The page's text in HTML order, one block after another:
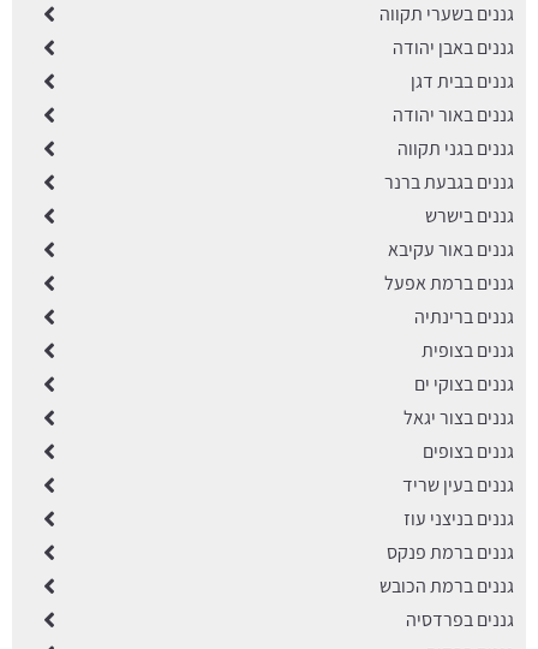
גננים בשערי תקווה
גננים באבן יהודה
גננים בבית דגן
גננים באור יהודה
גננים בגני תקווה
גננים בגבעת ברנר
גננים בישרש
גננים באור עקיבא
גננים ברמת אפעל
גננים ברינתיה
גננים בצופית
גננים בצוקי ים
גננים בצור יגאל
גננים בצופים
גננים בעין שריד
גננים בניצני עוז
גננים ברמת פנקס
גננים ברמת הכובש
גננים בפרדסיה